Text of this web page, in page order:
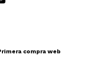
compra web